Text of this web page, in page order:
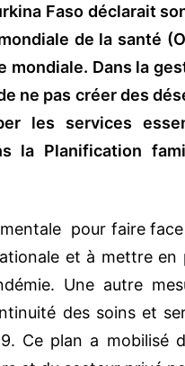
Faso déclarait
de la santé
mondiale. Dans la
ne pas créer des
les services
la Planification
pour faire
et à mettre
Une autre
des soins et
Ce plan a mobilisé